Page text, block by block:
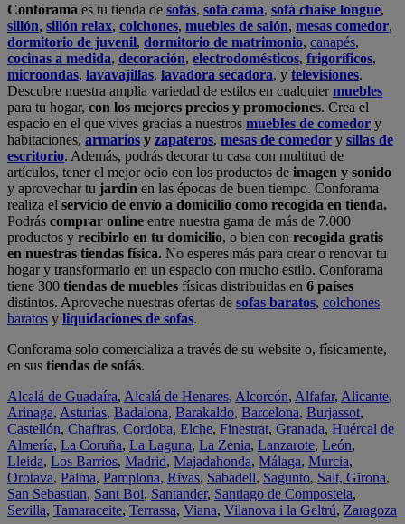
Conforama es tu tienda de sofás, sofá cama, sofá chaise longue,
sillón, sillón relax, colchones, muebles de salón, mesas comedor,
dormitorio de juvenil, dormitorio de matrimonio, canapés,
cocinas a medida, decoración, electrodomésticos, frigoríficos,
microondas, lavavajillas, lavadora secadora, y televisiones.
Descubre nuestra amplia variedad de estilos en cualquiermuebles
para tu hogar, con los mejores precios y promociones. Crea el
espacio en el que vives gracias a nuestros muebles de comedor y
habitaciones, armarios y zapateros, mesas de comedor y sillas de
escritorio. Además, podrás decorar tu casa con multitud de
artículos, tener el mejor ocio con los productos de imagen y sonido
y aprovechar tu jardín en las épocas de buen tiempo. Conforama
realiza el servicio de envío a domicilio como recogida en tienda.
Podrás comprar online entre nuestra gama de más de 7.000
productos y recibirlo en tu domicilio, o bien con recogida gratis
en nuestras tiendas física. No esperes más para crear o renovar tu
hogar y transformarlo en un espacio con mucho estilo. Conforama
tiene 300 tiendas de muebles físicas distribuidas en 6 países
distintos. Aproveche nuestras ofertas de sofas baratos, colchones
baratos y liquidaciones de sofas.
Conforama solo comercializa a través de su website o, físicamente,
en sus tiendas de sofás.
Alcalá de Guadaíra, Alcalá de Henares, Alcorcón, Alfafar, Alicante,
Arinaga, Asturias, Badalona, Barakaldo, Barcelona, Burjassot,
Castellón, Chafiras, Cordoba, Elche, Finestrat, Granada, Huércal de
Almería, La Coruña, La Laguna, La Zenia, Lanzarote, León,
Lleida, Los Barrios, Madrid, Majadahonda, Málaga, Murcia,
Orotava, Palma, Pamplona, Rivas, Sabadell, Sagunto, Salt, Girona,
San Sebastian, Sant Boi, Santander, Santiago de Compostela,
Sevilla, Tamaraceite, Terrassa, Viana, Vilanova i la Geltrú, Zaragoza